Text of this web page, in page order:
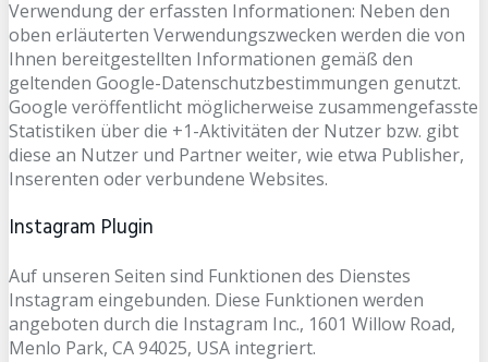
Verwendung der erfassten Informationen: Neben den
oben erläuterten Verwendungszwecken werden die von
Ihnen bereitgestellten Informationen gemäß den
geltenden Google-Datenschutzbestimmungen genutzt.
Google veröffentlicht möglicherweise zusammengefasste
Statistiken über die +1-Aktivitäten der Nutzer bzw. gibt
diese an Nutzer und Partner weiter, wie etwa Publisher,
Inserenten oder verbundene Websites.
Instagram Plugin
Auf unseren Seiten sind Funktionen des Dienstes
Instagram eingebunden. Diese Funktionen werden
angeboten durch die Instagram Inc., 1601 Willow Road,
Menlo Park, CA 94025, USA integriert.